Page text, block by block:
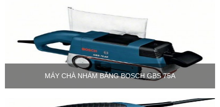
MÁY CHÀ NHÁM BĂNG BOSCH GBS 75A